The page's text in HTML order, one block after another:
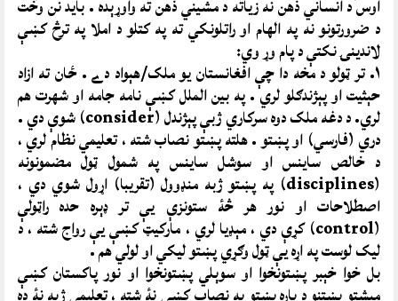
اوس د انساني ذهن نه زياته د مشيني ذهن ته واوړېده . بايد نن وخت
د ضرورتونو نه په الهام او راتلونکي ته په کتلو د املا په ترڅ کښې
لاندينۍ نکتې د پام وړ وي:
۱. تر ټولو د مخه دا چې افغانستان يو ملک/هېواد دے . ځان ته ازاد
حېثيت او پېژندګلو لري . په بين الملل کښې نامه جامه او شهرت هم
لري. د دغه ملک دوه سرکاري ژبې پېژندل (consider) شوې دي .
دري (فارسي) او پښتو . هلته پښتو نصاب شته ، تعليمي نظام لري ،
د خالص ساينس او سوشل ساينس په شمول ټول مضمونونه
(disciplines) په پښتو ژبه منډوول (تقريبا) اړول شوي دي ،
اصطلاحات او نور هر څۀ ستونزې يې تر ډېره حده راټولې
(control) کړې دي ، مېډيا لري ، مارکيټ کښې يې رواج شته ، د
ليک لوست په اړه يې ټول وګړي پښتو ليکي او لولي هم .
بل خوا خېبر پښتونخوا او سوېلي پښتونخوا او نور پاکستان کښې